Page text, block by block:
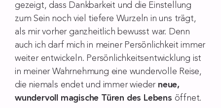
gezeigt, dass Dankbarkeit und die Einstellung
zum Sein noch viel tiefere Wurzeln in uns trägt,
als mir vorher ganzheitlich bewusst war. Denn
auch ich darf mich in meiner Persönlichkeit immer
weiter entwickeln. Persönlichkeitsentwicklung ist
in meiner Wahrnehmung eine wundervolle Reise,
die niemals endet und immer wieder neue,
wundervoll magische Türen des Lebens öffnet.